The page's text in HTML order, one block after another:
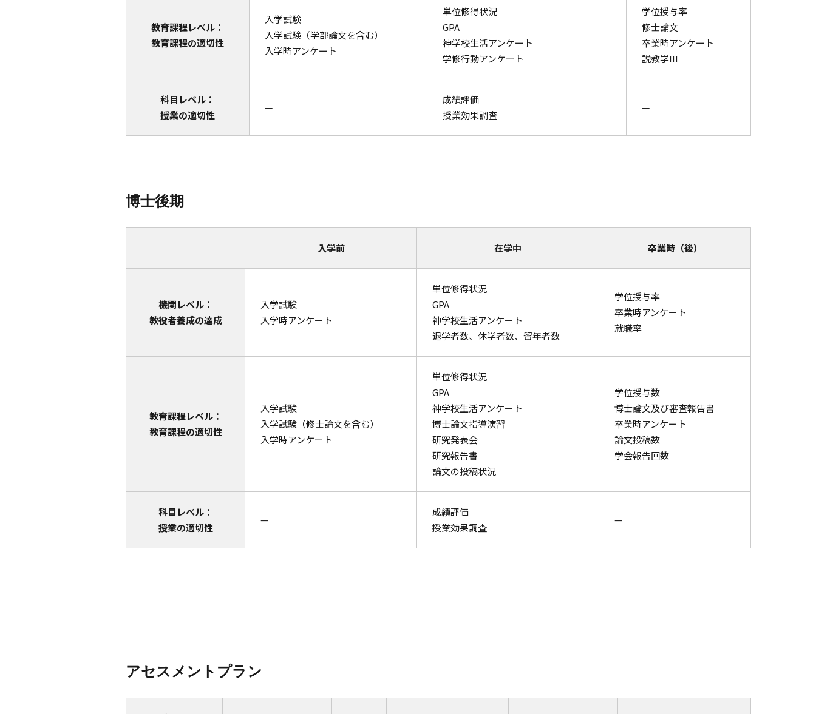
教育課程レベル：
教育課程の適切性
入学試験
入学試験（学部論文を含む）
入学時アンケート
単位修得状況
GPA
神学校生活アンケート
学修行動アンケート
学位授与率
修士論文
卒業時アンケート
説教学III
科目レベル：
授業の適切性
—
成績評価
授業効果調査
—
博士後期
入学前 在学中 卒業時（後）
機関レベル：
教役者養成の達成
入学試験
入学時アンケート
単位修得状況
GPA
神学校生活アンケート
退学者数、休学者数、留年者数
学位授与率
卒業時アンケート
就職率
教育課程レベル：
教育課程の適切性
入学試験
入学試験（修士論文を含む）
入学時アンケート
単位修得状況
GPA
神学校生活アンケート
博士論文指導演習
研究発表会
研究報告書
論文の投稿状況
学位授与数
博士論文及び審査報告書
卒業時アンケート
論文投稿数
学会報告回数
科目レベル：
授業の適切性
—
成績評価
授業効果調査
—
アセスメントプラン